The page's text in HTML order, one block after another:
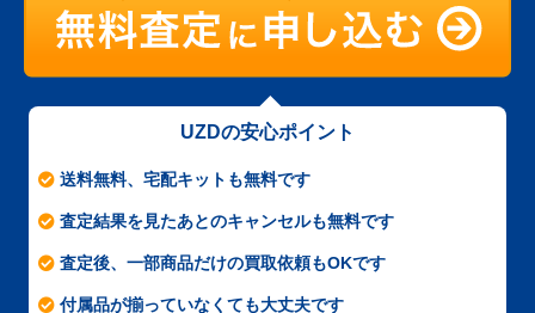
UZDの安心ポイント
送料無料、宅配キットも無料です
査定結果を見たあとのキャンセルも無料です
査定後、一部商品だけの買取依頼もOKです
付属品が揃っていなくても大丈夫です